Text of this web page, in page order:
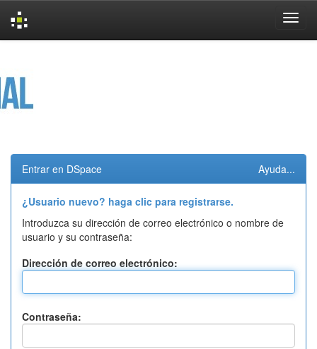
Entrar en DSpace Ayuda...
¿Usuario nuevo? haga clic para registrarse.
Introduzca su dirección de correo electrónico o nombre de
usuario y su contraseña:
Dirección de correo electrónico:
Contraseña: